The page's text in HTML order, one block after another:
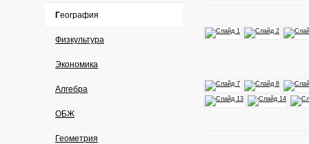
География
Физкультура
Экономика
Алгебра
ОБЖ
Геометрия